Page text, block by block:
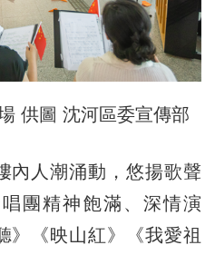
供圖 沈河區委宣傳部
人潮涌動，悠揚歌聲
團精神飽滿、深情演
》《映山紅》《我愛祖